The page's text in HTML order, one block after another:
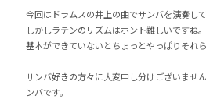
今回はドラムスの井上の曲でサンバを演奏して
しかしラテンのリズムはホント難しいですね。
基本ができていないとちょっとやっぱりそれ
サンバ好きの方々に大変申し分けございません
ンバです。